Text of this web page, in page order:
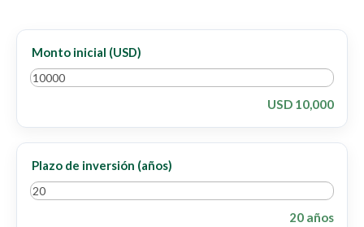
Monto inicial (USD)
USD 10,000
Plazo de inversión (años)
20 años